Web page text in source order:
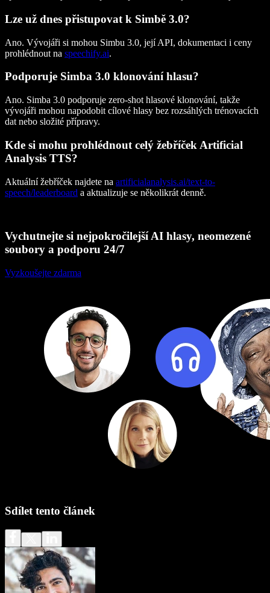
Lze už dnes přistupovat k Simbě 3.0?
Ano. Vývojáři si mohou Simbu 3.0, její API, dokumentaci i ceny
prohlédnout na speechify.ai.
Podporuje Simba 3.0 klonování hlasu?
Ano. Simba 3.0 podporuje zero-shot hlasové klonování, takže
vývojáři mohou napodobit cílové hlasy bez rozsáhlých trénovacích
dat nebo složité přípravy.
Kde si mohu prohlédnout celý žebříček Artificial
Analysis TTS?
Aktuální žebříček najdete na artificialanalysis.ai/text-to-
speech/leaderboard a aktualizuje se několikrát denně.
Vychutnejte si nejpokročilejší AI hlasy, neomezené
soubory a podporu 24/7
Vyzkoušejte zdarma
Sdílet tento článek